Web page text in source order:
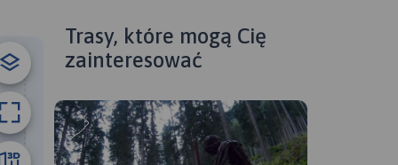
Trasy, które mogą Cię
zainteresować